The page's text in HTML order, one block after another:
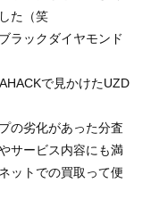
た（笑
ラックダイヤモンド
で見かけたUZD
の劣化があった分査
サービス内容にも満
ットでの買取って便